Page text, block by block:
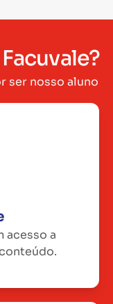
ser nosso aluno
acesso a